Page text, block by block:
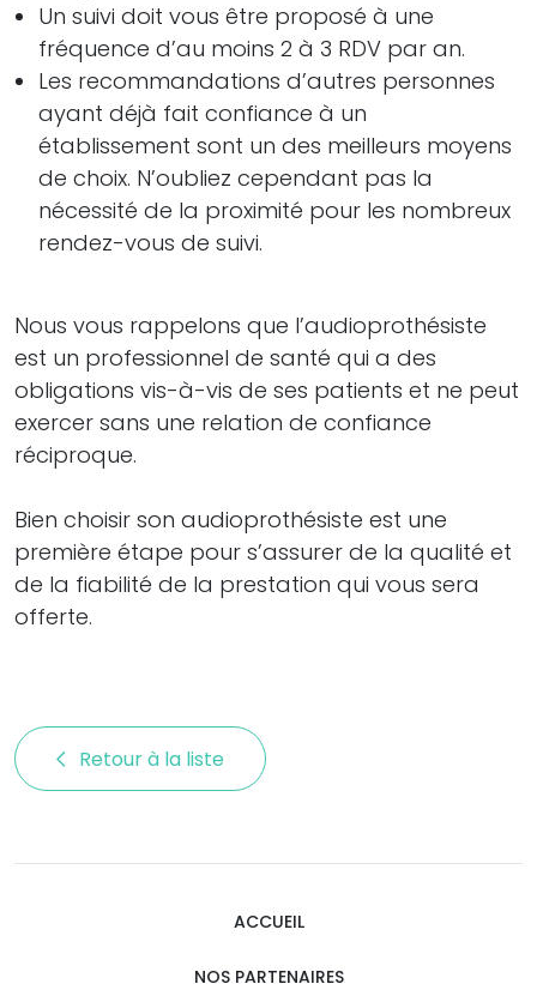
Un suivi doit vous être proposé à une
fréquence d’au moins 2 à 3 RDV par an.
Les recommandations d’autres personnes
ayant déjà fait confiance à un
établissement sont un des meilleurs moyens
de choix. N’oubliez cependant pas la
nécessité de la proximité pour les nombreux
rendez-vous de suivi.
Nous vous rappelons que l’audioprothésiste
est un professionnel de santé qui a des
obligations vis-à-vis de ses patients et ne peut
exercer sans une relation de confiance
réciproque.
Bien choisir son audioprothésiste est une
première étape pour s’assurer de la qualité et
de la fiabilité de la prestation qui vous sera
offerte.
Retour à la liste
ACCUEIL
NOS PARTENAIRES